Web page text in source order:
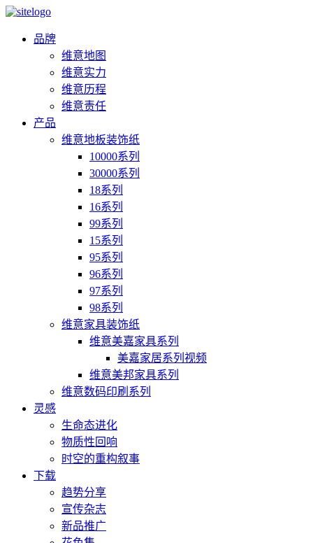
品牌
维意地图
维意实力
维意历程
维意责任
产品
维意地板装饰纸
10000系列
30000系列
18系列
16系列
99系列
15系列
95系列
96系列
97系列
98系列
维意家具装饰纸
维意美嘉家具系列
美嘉家居系列视频
维意美邦家具系列
维意数码印刷系列
灵感
生命态进化
物质性回响
时空的重构叙事
下载
趋势分享
宣传杂志
新品推广